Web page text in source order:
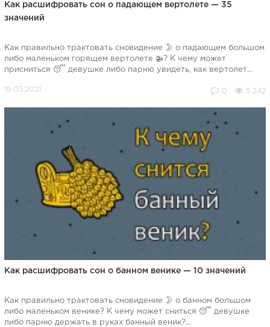
Как расшифровать сон о падающем вертолете — 35
значений
Как правильно трактовать сновидение 🌛 о падающем большом
либо маленьком горящем вертолете 🚁? К чему может
присниться 😴 девушке либо парню увидеть, как вертолет...
0 5 242
Как расшифровать сон о банном венике — 10 значений
Как правильно трактовать сновидение 🌛 о банном большом
либо маленьком венике? К чему может сниться 😴 девушке
либо парню держать в руках банный веник?...